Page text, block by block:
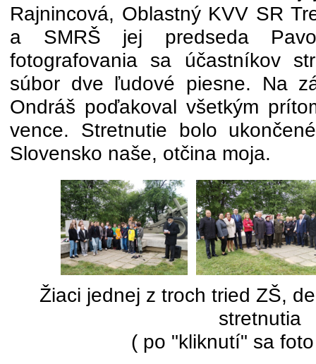
Rajnincová, Oblastný KVV SR
a SMRŠ jej predseda
fotografovania sa účastníkov
súbor dve ľudové piesne. Na
Ondráš poďakoval všetkým
vence. Stretnutie bolo
Slovensko naše, otčina moja.
Žiaci jednej z troch tried ZŠ,
stretnutia
( po "kliknutí" sa